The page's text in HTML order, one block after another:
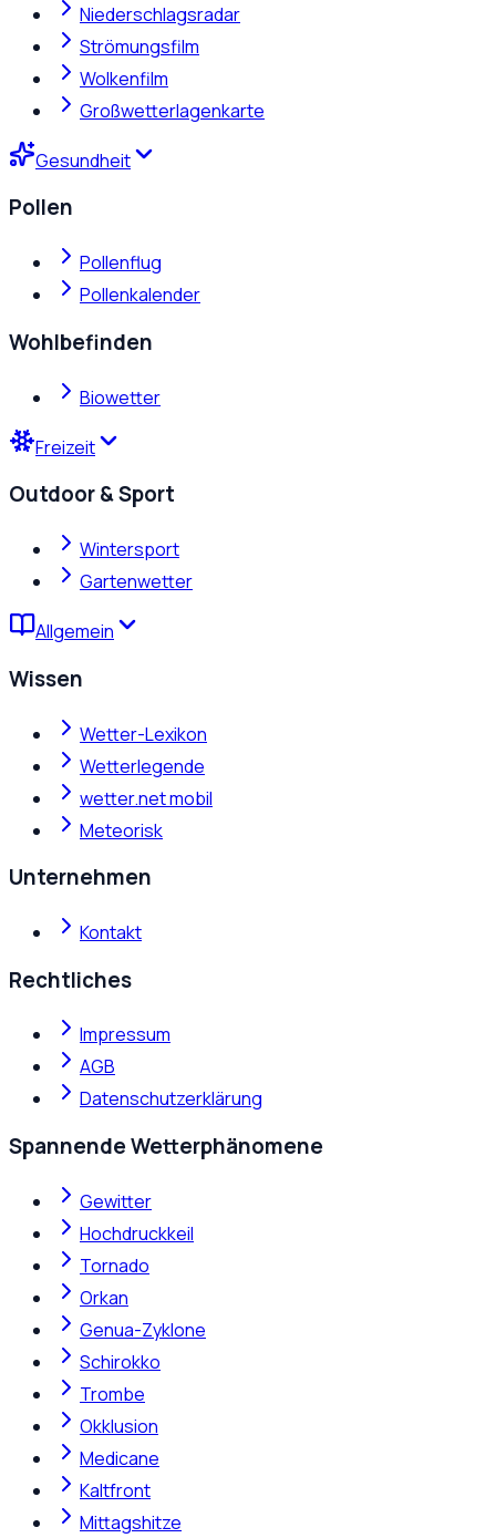
Niederschlagsradar
Strömungsfilm
Wolkenfilm
Großwetterlagenkarte
Gesundheit
Pollen
Pollenflug
Pollenkalender
Wohlbefinden
Biowetter
Freizeit
Outdoor & Sport
Wintersport
Gartenwetter
Allgemein
Wissen
Wetter-Lexikon
Wetterlegende
wetter.net mobil
Meteorisk
Unternehmen
Kontakt
Rechtliches
Impressum
AGB
Datenschutzerklärung
Spannende Wetterphänomene
Gewitter
Hochdruckkeil
Tornado
Orkan
Genua-Zyklone
Schirokko
Trombe
Okklusion
Medicane
Kaltfront
Mittagshitze